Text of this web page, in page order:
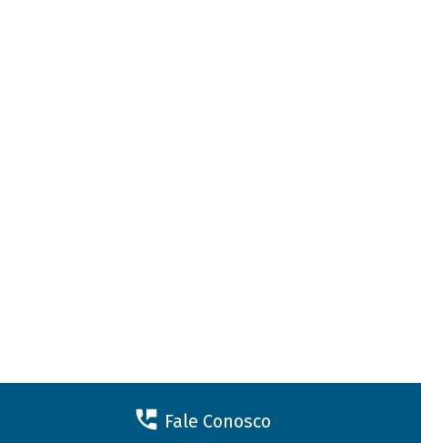
Fale Conosco